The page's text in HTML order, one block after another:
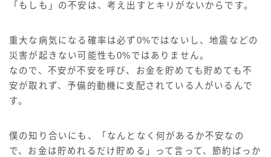
「もしも」の不安は、考え出すとキリがないからです。
重大な病気になる確率は必ず0%ではないし、地震などの
災害が起きない可能性も0%ではありません。
なので、 不安が不安を呼び、お金を貯めても貯めても不
安が取れず、予備的動機に支配されている人がいるんで
す。
僕の知り合いにも、
「なんとなく何があるか不安なの
で、お金は貯めれるだけ貯める」って言って、節約ばっか